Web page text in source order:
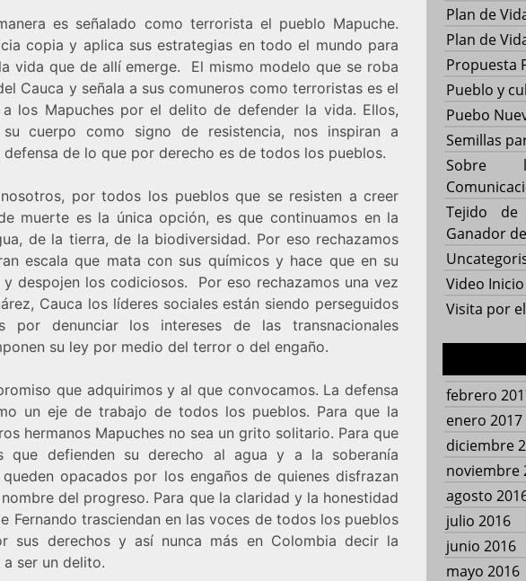
es señalado como terrorista el pueblo Mapuche.
copia y aplica sus estrategias en todo el mundo para
vida que de allí emerge. El mismo modelo que se roba
Cauca y señala a sus comuneros como terroristas es el
a los Mapuches por el delito de defender la vida. Ellos,
cuerpo como signo de resistencia, nos inspiran a
de lo que por derecho es de todos los pueblos.
por todos los pueblos que se resisten a creer
muerte es la única opción, es que continuamos en la
de la tierra, de la biodiversidad. Por eso rechazamos
escala que mata con sus químicos y hace que en su
y despojen los codiciosos. Por eso rechazamos una vez
Cauca los líderes sociales están siendo perseguidos
por denunciar los intereses de las transnacionales
su ley por medio del terror o del engaño.
que adquirimos y al que convocamos. La defensa
un eje de trabajo de todos los pueblos. Para que la
hermanos Mapuches no sea un grito solitario. Para que
que defienden su derecho al agua y a la soberanía
opacados por los engaños de quienes disfrazan
del progreso. Para que la claridad y la honestidad
Fernando trasciendan en las voces de todos los pueblos
sus derechos y así nunca más en Colombia decir la
ser un delito.
Plan de
Plan de
Propuesta
Pueblo y
Puebo
Semillas
Sobre
Tejido de
Ganador
Video Inicio
Visita por
febrero
enero 2017
diciembre
noviembre
agosto
julio 2016
junio 2016
mayo 2016